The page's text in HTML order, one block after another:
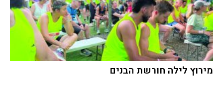
מירוץ לילה חורשת הבנים